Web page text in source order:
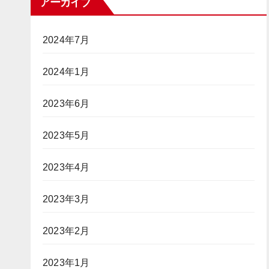
2024年7月
2024年1月
2023年6月
2023年5月
2023年4月
2023年3月
2023年2月
2023年1月